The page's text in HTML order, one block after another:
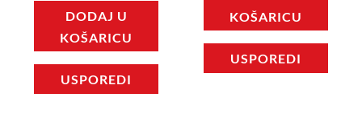
DODAJ U
KOŠARICU
USPOREDI
KOŠARICU
USPOREDI